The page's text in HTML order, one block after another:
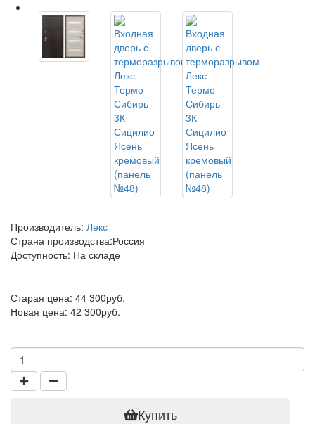
Производитель: Лекс
Страна производства:Россия
Доступность: На складе
Старая цена: 44 300руб.
Новая цена: 42 300руб.
Купить